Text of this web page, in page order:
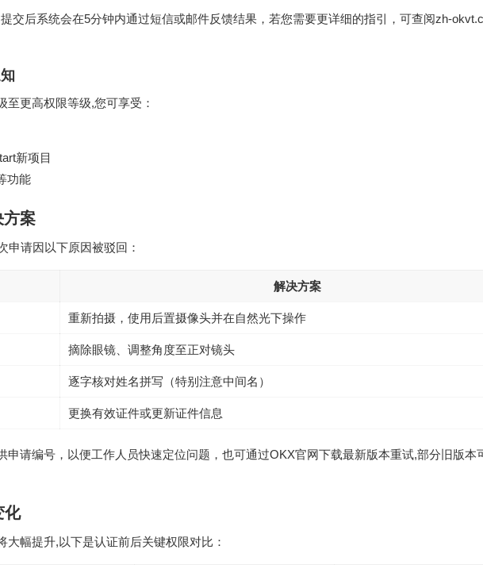
交后系统会在5分钟内通过短信或邮件反馈结果，若您需要更详细的指引，可查阅zh-
更高权限等级,您可享受：
新项目
功能
方案
申请因以下原因被驳回：
解决方案
重新拍摄，使用后置摄像头并在自然光下操作
摘除眼镜、调整角度至正对镜头
逐字核对姓名拼写（特别注意中间名）
更换有效证件或更新证件信息
申请编号，以便工作人员快速定位问题，也可通过OKX官网下载最新版本重试,部分旧版本
化
幅提升,以下是认证前后关键权限对比：